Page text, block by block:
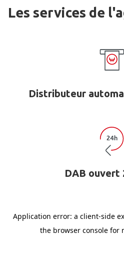
Les services de
Distributeur
DAB ouvert